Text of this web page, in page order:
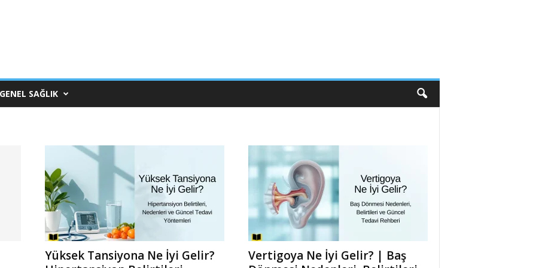
GENEL SAĞLIK
Yüksek Tansiyona Ne İyi Gelir?
Vertigoya Ne İyi Gelir? | Baş